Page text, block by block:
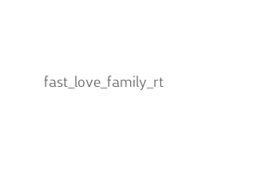
fast_love_family_rt